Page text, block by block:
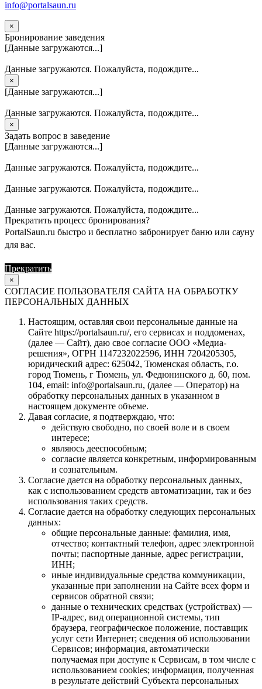
info@portalsaun.ru
×
Бронирование заведения
[Данные загружаются...]
Данные загружаются. Пожалуйста, подождите...
×
[Данные загружаются...]
Данные загружаются. Пожалуйста, подождите...
×
Задать вопрос в заведение
[Данные загружаются...]
Данные загружаются. Пожалуйста, подождите...
Данные загружаются. Пожалуйста, подождите...
Данные загружаются. Пожалуйста, подождите...
Прекратить процесс бронирования?
PortalSaun.ru быстро и бесплатно забронирует баню или сауну
для вас.
Прекратить
×
СОГЛАСИЕ ПОЛЬЗОВАТЕЛЯ САЙТА НА ОБРАБОТКУ
ПЕРСОНАЛЬНЫХ ДАННЫХ
Настоящим, оставляя свои персональные данные на
Сайте https://portalsaun.ru/, его сервисах и поддоменах,
(далее — Сайт), даю свое согласие ООО «Медиа-
решения», ОГРН 1147232022596, ИНН 7204205305,
юридический адрес: 625042, Тюменская область, г.о.
город Тюмень, г Тюмень, ул. Федюнинского д. 60, пом.
104, email: info@portalsaun.ru, (далее — Оператор) на
обработку персональных данных в указанном в
настоящем документе объеме.
Давая согласие, я подтверждаю, что:
действую свободно, по своей воле и в своем
интересе;
являюсь дееспособным;
согласие является конкретным, информированным
и сознательным.
Согласие дается на обработку персональных данных,
как с использованием средств автоматизации, так и без
использования таких средств.
Согласие дается на обработку следующих персональных
данных:
общие персональные данные: фамилия, имя,
отчество; контактный телефон, адрес электронной
почты; паспортные данные, адрес регистрации,
ИНН;
иные индивидуальные средства коммуникации,
указанные при заполнении на Сайте всех форм и
сервисов обратной связи;
данные о технических средствах (устройствах) —
IP-адрес, вид операционной системы, тип
браузера, географическое положение, поставщик
услуг сети Интернет; сведения об использовании
Сервисов; информация, автоматически
получаемая при доступе к Сервисам, в том числе с
использованием cookies; информация, полученная
в результате действий Субъекта персональных